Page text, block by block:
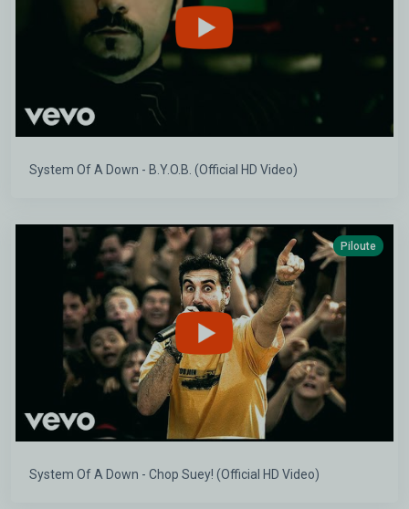
System Of A Down - B.Y.O.B. (Official HD Video)
Piloute
System Of A Down - Chop Suey! (Official HD Video)